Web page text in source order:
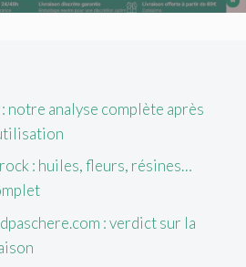
notre analyse complète après
: huiles, fleurs, résines…
: verdict sur la